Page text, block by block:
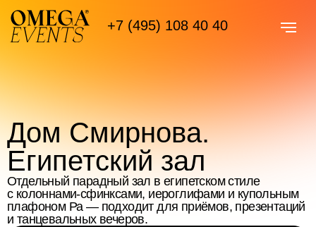
+7 (495) 108 40 40
Дом Смирнова.
Египетский зал
Отдельный парадный зал в египетском стиле
с колоннами-сфинксами, иероглифами и купольным
плафоном Ра — подходит для приёмов, презентаций
и танцевальных вечеров.